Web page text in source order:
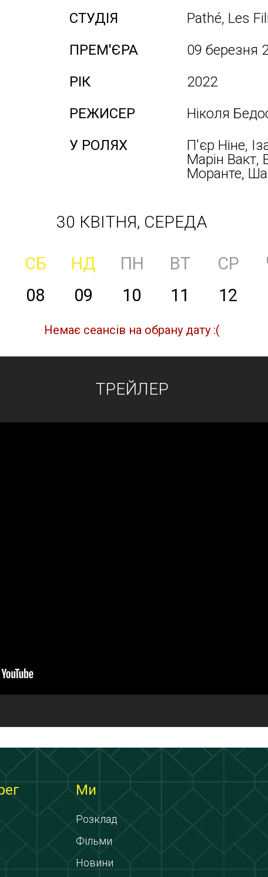
СТУДІЯ
Pathé, Les
ПРЕМ'ЄРА
09 березня
РІК
2022
РЕЖИСЕР
Ніколя
У РОЛЯХ
П'єр Ніне,
Марін Вакт,
Моранте,
30 КВІТНЯ, СЕРЕДА
СБ НД ПН ВТ СР
08 09 10 11 12
Немає сеансів на обрану дату :(
ТРЕЙЛЕР
Ми
Розклад
Фільми
Новини